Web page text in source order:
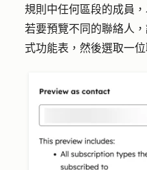
規則中任何區段的成員
若要預覽不同的聯絡人
式功能表，然後選取一